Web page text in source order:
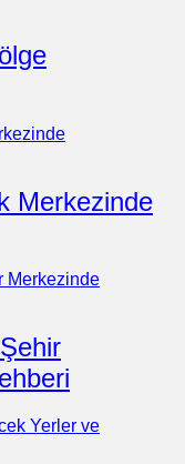
Merkezinde